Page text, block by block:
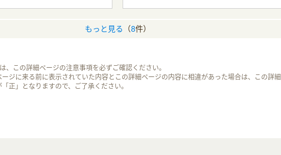
もっと見る （8件）
、この詳細ページの注意事項を必ずご確認ください。
ージに来る前に表示されていた内容とこの詳細ページの内容に相違があった場合は、この詳細
正」となりますので、ご了承ください。